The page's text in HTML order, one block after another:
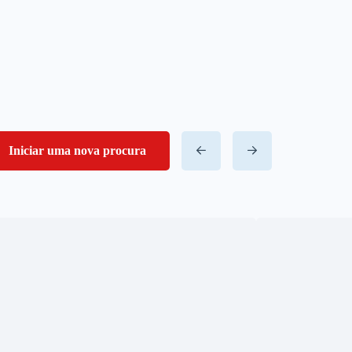
Iniciar uma nova procura